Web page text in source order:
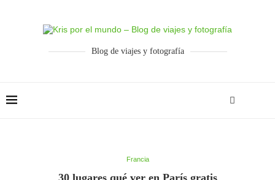
Blog de viajes y fotografía
Francia
30 lugares qué ver en París gratis